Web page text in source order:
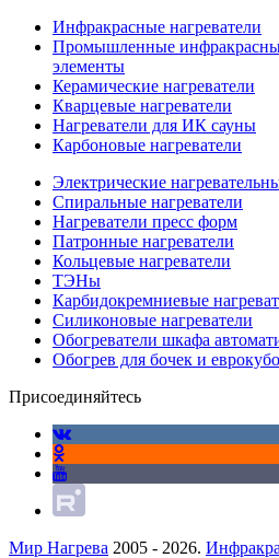
Инфракрасные нагреватели
Промышленные
элементы
Керамические нагреватели
Кварцевые нагреватели
Нагреватели для ИК сауны
Карбоновые нагреватели
Электрические
Спиральные нагреватели
Нагреватели пресс форм
Патронные нагреватели
Кольцевые нагреватели
ТЭНы
Карбидокремниевые
Силиконовые нагреватели
Обогреватели шкафа
Обогрев для бочек и
Присоединяйтесь
Мир Нагрева 2005 - 2026.